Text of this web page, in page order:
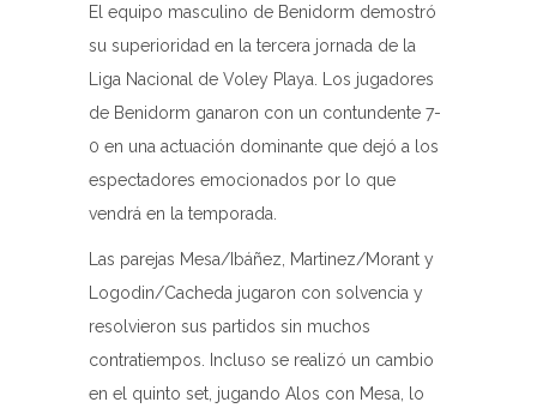
El equipo masculino de Benidorm demostró
su superioridad en la tercera jornada de la
Liga Nacional de Voley Playa. Los jugadores
de Benidorm ganaron con un contundente 7-
0 en una actuación dominante que dejó a los
espectadores emocionados por lo que
vendrá en la temporada.
Las parejas Mesa/Ibáñez, Martinez/Morant y
Logodin/Cacheda jugaron con solvencia y
resolvieron sus partidos sin muchos
contratiempos. Incluso se realizó un cambio
en el quinto set, jugando Alos con Mesa, lo